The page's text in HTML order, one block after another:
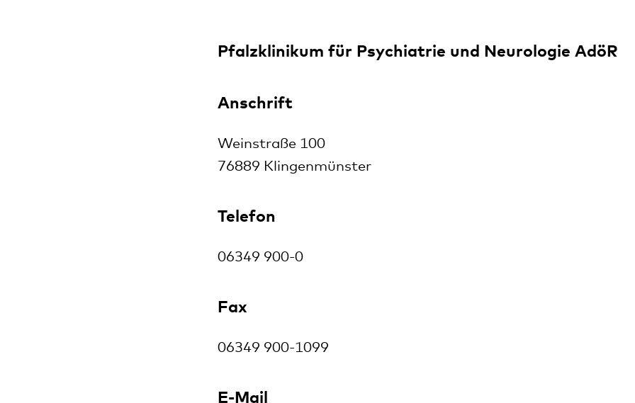
Pfalzklinikum für Psychiatrie und Neurologie AdöR
Anschrift
Weinstraße 100
76889 Klingenmünster
Telefon
06349 900-0
Fax
06349 900-1099
E-Mail